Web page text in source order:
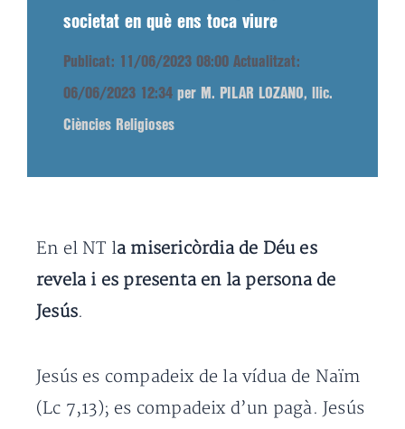
societat en què ens toca viure
Publicat: 11/06/2023 08:00 Actualitzat:
06/06/2023 12:34 per M. PILAR LOZANO, llic.
Ciències Religioses
En el NT la misericòrdia de Déu es
revela i es presenta en la persona de
Jesús.
Jesús es compadeix de la vídua de Naïm
(Lc 7,13); es compadeix d’un pagà. Jesús